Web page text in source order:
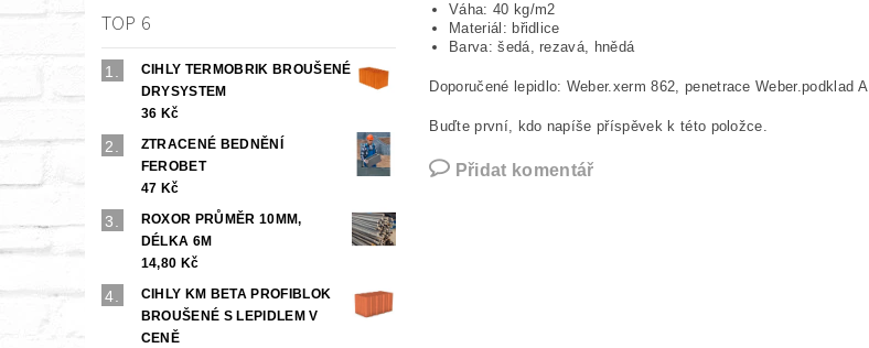
TOP 6
CIHLY TERMOBRIK BROUŠENÉ
DRYSYSTEM
36 Kč
ZTRACENÉ BEDNĚNÍ
FEROBET
47 Kč
ROXOR PRŮMĚR 10MM,
DÉLKA 6M
14,80 Kč
CIHLY KM BETA PROFIBLOK
BROUŠENÉ S LEPIDLEM V
CENĚ
Váha: 40 kg/m2
Materiál: břidlice
Barva: šedá, rezavá, hnědá
Doporučené lepidlo: Weber.xerm 862, penetrace Weber.podklad A
Buďte první, kdo napíše příspěvek k této položce.
Přidat komentář